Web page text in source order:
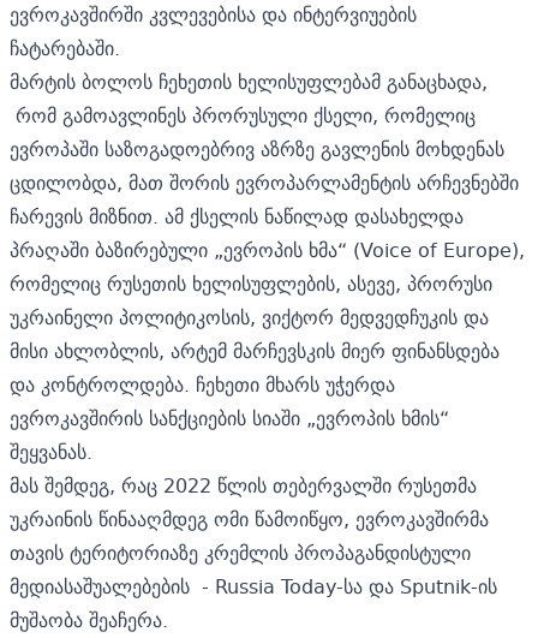
ევროკავშირში კვლევებისა და ინტერვიუების
ჩატარებაში.
მარტის ბოლოს ჩეხეთის ხელისუფლებამ განაცხადა,
რომ გამოავლინეს პრორუსული ქსელი, რომელიც
ევროპაში საზოგადოებრივ აზრზე გავლენის მოხდენას
ცდილობდა, მათ შორის ევროპარლამენტის არჩევნებში
ჩარევის მიზნით. ამ ქსელის ნაწილად დასახელდა
პრაღაში ბაზირებული „ევროპის ხმა“ (Voice of Europe),
რომელიც რუსეთის ხელისუფლების, ასევე, პრორუსი
უკრაინელი პოლიტიკოსის, ვიქტორ მედვედჩუკის და
მისი ახლობლის, არტემ მარჩევსკის მიერ ფინანსდება
და კონტროლდება. ჩეხეთი მხარს უჭერდა
ევროკავშირის სანქციების სიაში „ევროპის ხმის“
შეყვანას.
მას შემდეგ, რაც 2022 წლის თებერვალში რუსეთმა
უკრაინის წინააღმდეგ ომი წამოიწყო, ევროკავშირმა
თავის ტერიტორიაზე კრემლის პროპაგანდისტული
მედიასაშუალებების - Russia Today-სა და Sputnik-ის
მუშაობა შეაჩერა.